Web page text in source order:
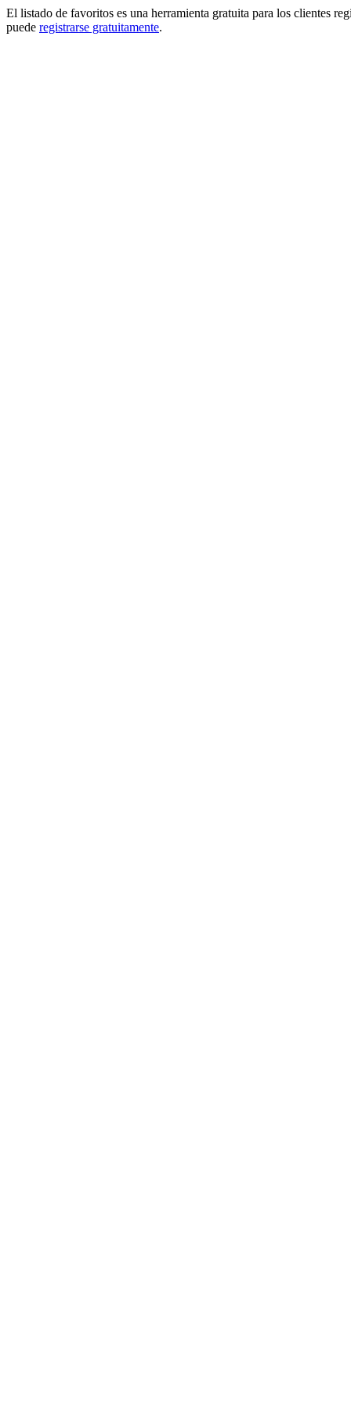
El listado de favoritos es una herramienta gratuita para los clientes
puede registrarse gratuitamente.